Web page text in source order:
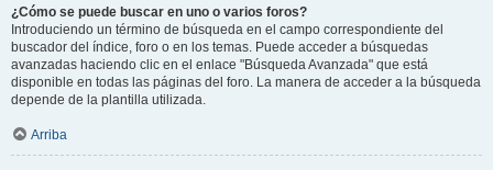
¿Cómo se puede buscar en uno o varios foros?
Introduciendo un término de búsqueda en el campo correspondiente del
buscador del índice, foro o en los temas. Puede acceder a búsquedas
avanzadas haciendo clic en el enlace "Búsqueda Avanzada" que está
disponible en todas las páginas del foro. La manera de acceder a la búsqueda
depende de la plantilla utilizada.
Arriba